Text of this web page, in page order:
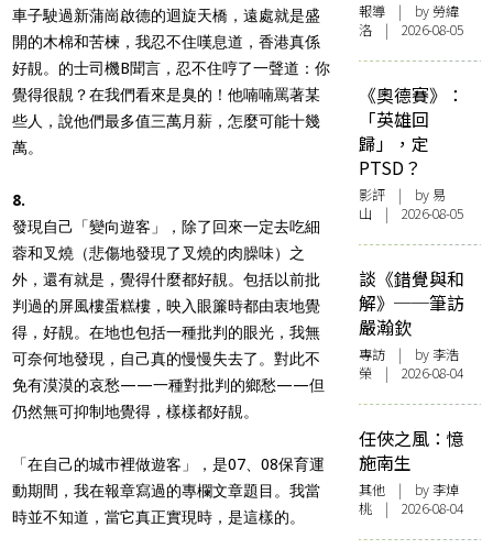
車子駛過新蒲崗啟德的迴旋天橋，遠處就是盛
開的木棉和苦楝，我忍不住嘆息道，香港真係
好靚。的士司機B聞言，忍不住哼了一聲道：你
覺得很靚？在我們看來是臭的！他喃喃罵著某
些人，說他們最多值三萬月薪，怎麼可能十幾
萬。
8.
發現自己「變向遊客」，除了回來一定去吃細
蓉和叉燒（悲傷地發現了叉燒的肉臊味）之
外，還有就是，覺得什麼都好靚。包括以前批
判過的屏風樓蛋糕樓，映入眼簾時都由衷地覺
得，好靚。在地也包括一種批判的眼光，我無
可奈何地發現，自己真的慢慢失去了。對此不
免有漠漠的哀愁——一種對批判的鄉愁——但
仍然無可抑制地覺得，樣樣都好靚。
「在自己的城巿裡做遊客」，是07、08保育運
動期間，我在報章寫過的專欄文章題目。我當
時並不知道，當它真正實現時，是這樣的。
報導 | by 勞緯
洛 | 2026-08-05
《奧德賽》：
「英雄回
歸」，定
PTSD？
影評 | by 易
山 | 2026-08-05
談《錯覺與和
解》──筆訪
嚴瀚欽
專訪 | by 李浩
榮 | 2026-08-04
任俠之風：憶
施南生
其他 | by 李焯
桃 | 2026-08-04